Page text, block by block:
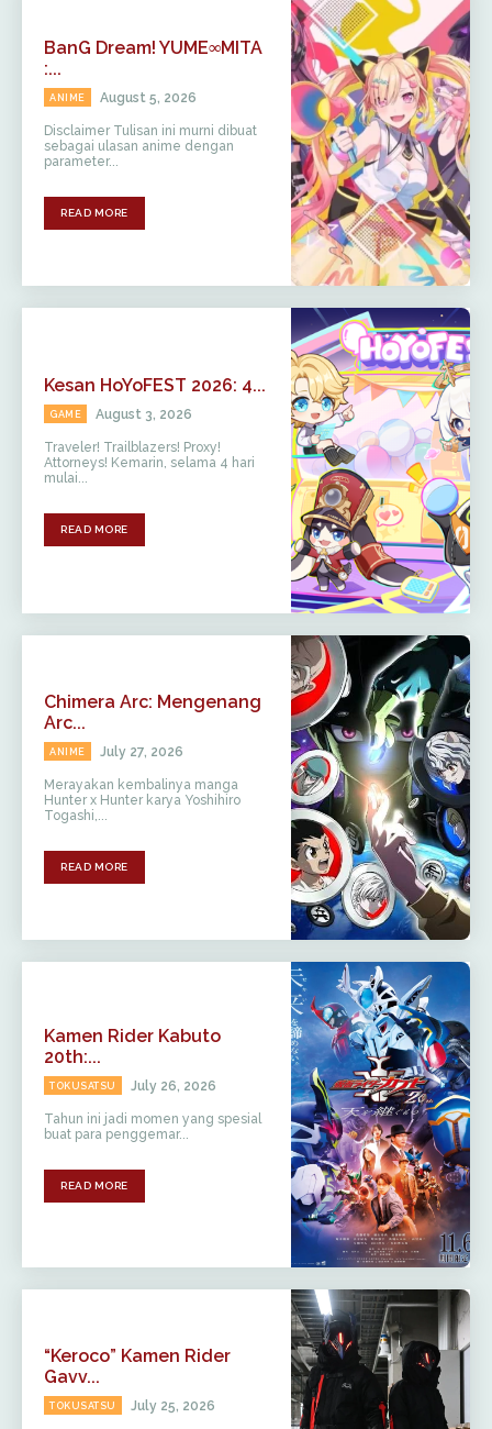
BanG Dream! YUME∞MITA
:...
ANIME August 5, 2026
Disclaimer Tulisan ini murni dibuat
sebagai ulasan anime dengan
parameter...
READ MORE
Kesan HoYoFEST 2026: 4...
GAME August 3, 2026
Traveler! Trailblazers! Proxy!
Attorneys! Kemarin, selama 4 hari
mulai...
READ MORE
Chimera Arc: Mengenang
Arc...
ANIME July 27, 2026
Merayakan kembalinya manga
Hunter x Hunter karya Yoshihiro
Togashi,...
READ MORE
Kamen Rider Kabuto
20th:...
TOKUSATSU July 26, 2026
Tahun ini jadi momen yang spesial
buat para penggemar...
READ MORE
“Keroco” Kamen Rider
Gavv...
TOKUSATSU July 25, 2026